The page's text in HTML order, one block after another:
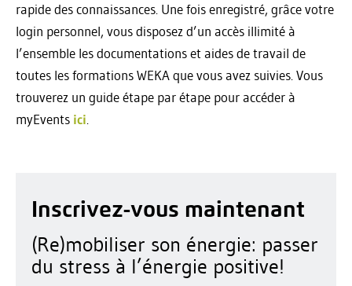
rapide des connaissances. Une fois enregistré, grâce votre
login personnel, vous disposez d’un accès illimité à
l’ensemble les documentations et aides de travail de
toutes les formations WEKA que vous avez suivies. Vous
trouverez un guide étape par étape pour accéder à
myEvents ici
Inscrivez-vous maintenant
(Re)mobiliser son énergie: passer
du stress à l’énergie positive!